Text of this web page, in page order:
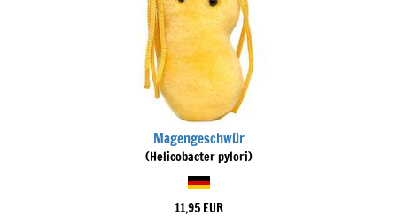
Magengeschwür
(Helicobacter pylori)
11,95 EUR